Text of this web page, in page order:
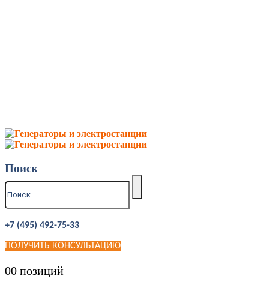
Поиск
+7 (495) 492-75-33
ПОЛУЧИТЬ КОНСУЛЬТАЦИЮ
00 позиций